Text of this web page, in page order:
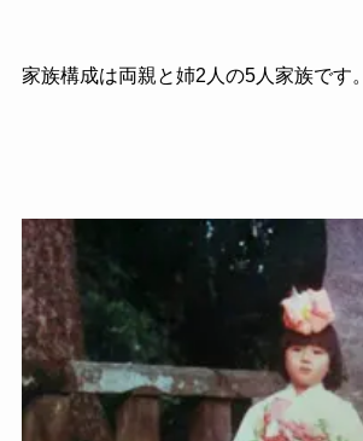
家族構成は両親と姉2人の5人家族です。